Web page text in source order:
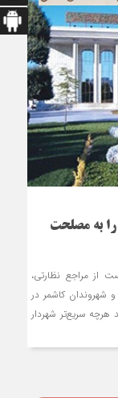
را به مصلحت
از مراجع نظارتی،
شهروندان کاشمر در
هرچه سریع‌تر شهردار